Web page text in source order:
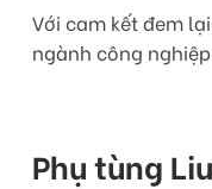
Với cam kết đem
ngành công
Phụ tùng